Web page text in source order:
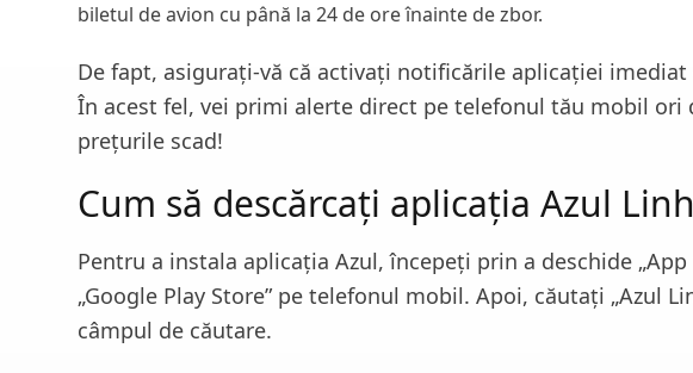
biletul de avion cu până la 24 de ore înainte de zbor.
De fapt, asigurați-vă că activați notificările aplicației imediat
În acest fel, vei primi alerte direct pe telefonul tău mobil ori
prețurile scad!
Cum să descărcați aplicația Azul
Pentru a instala aplicația Azul, începeți prin a deschide „App
„Google Play Store” pe telefonul mobil. Apoi, căutați „Azul
câmpul de căutare.